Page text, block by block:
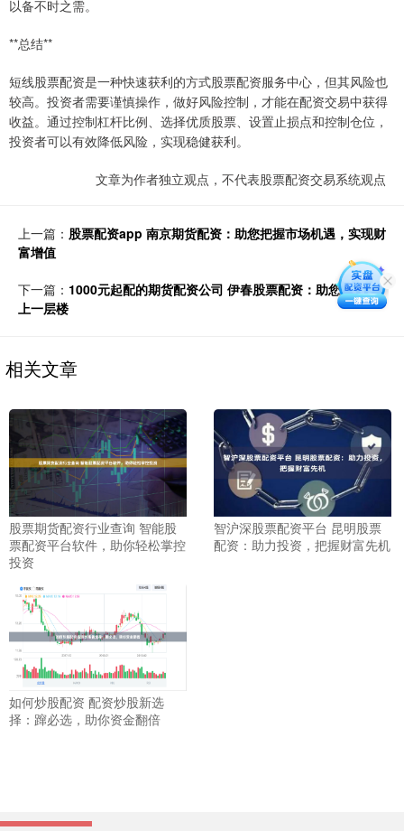
以备不时之需。
**总结**
短线股票配资是一种快速获利的方式股票配资服务中心，但其风险也
较高。投资者需要谨慎操作，做好风险控制，才能在配资交易中获得
收益。通过控制杠杆比例、选择优质股票、设置止损点和控制仓位，
投资者可以有效降低风险，实现稳健获利。
文章为作者独立观点，不代表股票配资交易系统观点
上一篇： 股票配资app 南京期货配资：助您把握市场机遇，实现财
富增值
下一篇： 1000元起配的期货配资公司 伊春股票配资：助您投资更
上一层楼
相关文章
股票期货配资行业查询 智能股
票配资平台软件，助你轻松掌控
投资
智沪深股票配资平台 昆明股票
配资：助力投资，把握财富先机
如何炒股配资 配资炒股新选
择：蹿必选，助你资金翻倍